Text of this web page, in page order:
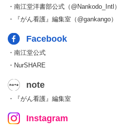
・南江堂洋書部公式（@Nankodo_Intl）
・『がん看護』編集室（@gankango）
Facebook
・南江堂公式
・NurSHARE
note
・『がん看護』編集室
Instagram